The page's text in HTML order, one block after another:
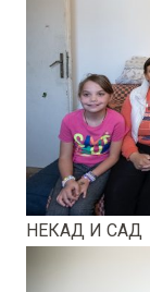
НЕКАД И САД